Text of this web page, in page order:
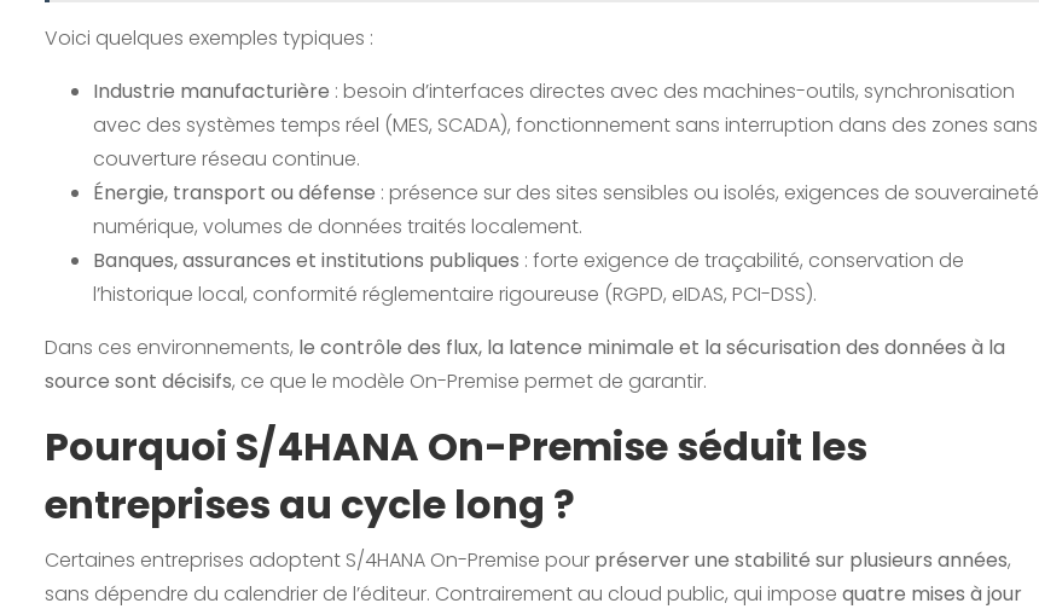
Voici quelques exemples typiques :
Industrie manufacturière : besoin d’interfaces directes avec des machines-outils, synchronisation
avec des systèmes temps réel (MES, SCADA), fonctionnement sans interruption dans des zones sans
couverture réseau continue.
Énergie, transport ou défense : présence sur des sites sensibles ou isolés, exigences de souveraineté
numérique, volumes de données traités localement.
Banques, assurances et institutions publiques : forte exigence de traçabilité, conservation de
l’historique local, conformité réglementaire rigoureuse (RGPD, eIDAS, PCI-DSS).
Dans ces environnements, le contrôle des flux, la latence minimale et la sécurisation des données à la
source sont décisifs, ce que le modèle On-Premise permet de garantir.
Pourquoi S/4HANA On-Premise séduit les
entreprises au cycle long ?
Certaines entreprises adoptent S/4HANA On-Premise pour préserver une stabilité sur plusieurs années,
sans dépendre du calendrier de l’éditeur. Contrairement au cloud public, qui impose quatre mises à jour